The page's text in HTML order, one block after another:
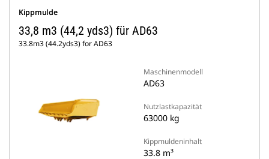
Kippmulde
33,8 m3 (44,2 yds3) für AD63
33.8m3 (44.2yds3) for AD63
Maschinenmodell
AD63
Nutzlastkapazität
63000 kg
Kippmuldeninhalt
33.8 m³